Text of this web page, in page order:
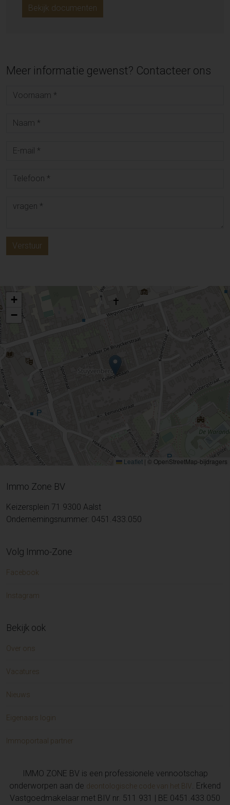
Bekijk documenten
Meer informatie gewenst? Contacteer ons
Verstuur
+
−
Leaflet | © OpenStreetMap-bijdragers
Immo Zone BV
Keizersplein 71 9300 Aalst
Ondernemingsnummer: 0451.433.050
Volg Immo-Zone
Facebook
Instagram
Bekijk ook
Over ons
Vacatures
Nieuws
Eigenaars login
Immoportaal partner
IMMO ZONE BV is een professionele vennootschap
onderworpen aan de deontologische code van het BIV
. Erkend
Vastgoedmakelaar met BIV nr. 511 931 | BE 0451.433.050